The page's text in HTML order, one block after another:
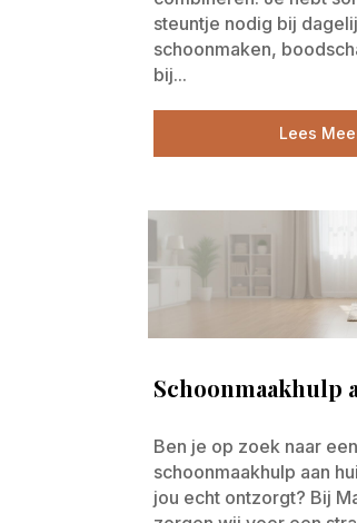
steuntje nodig bij
schoonmaken,
bij...
Lees
Schoonmaakhulp
Ben je op zoek naar
schoonmaakhulp aan
jou echt ontzorgt? Bij